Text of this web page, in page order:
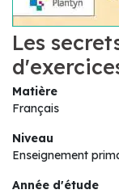
Les
Matière
Français
Niveau
Enseignement
Année d'étude